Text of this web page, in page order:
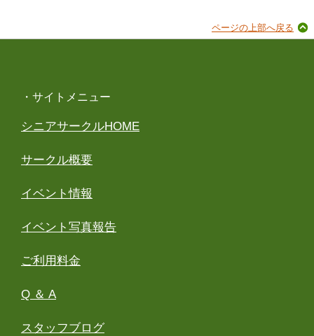
ページの上部へ戻る
・サイトメニュー
シニアサークルHOME
サークル概要
イベント情報
イベント写真報告
ご利用料金
Q ＆ A
スタッフブログ